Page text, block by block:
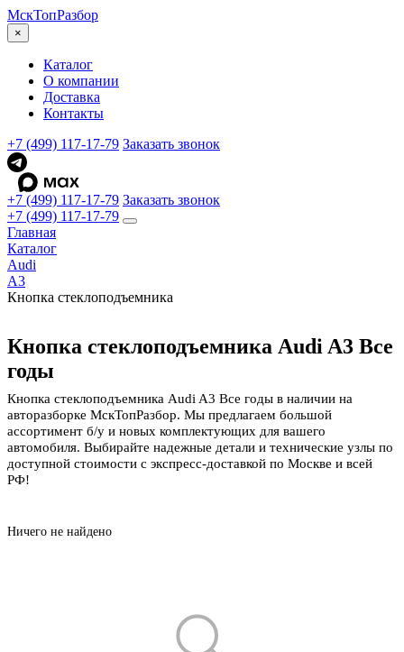
МскТопРазбор
×
Каталог
О компании
Доставка
Контакты
+7 (499) 117-17-79 Заказать звонок
+7 (499) 117-17-79 Заказать звонок
+7 (499) 117-17-79
Главная
Каталог
Audi
A3
Кнопка стеклоподъемника
Кнопка стеклоподъемника Audi A3 Все
годы
Кнопка стеклоподъемника Audi A3 Все годы в наличии на
авторазборке МскТопРазбор. Мы предлагаем большой
ассортимент б/у и новых комплектующих для вашего
автомобиля. Выбирайте надежные детали и технические узлы по
доступной стоимости с экспресс-доставкой по Москве и всей
РФ!
Ничего не найдено